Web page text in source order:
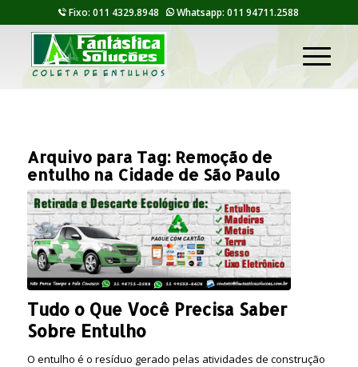
Fixo: 011 4329.8948 Whatsapp: 011 94711.2588
Arquivo para Tag: Remoção de
entulho na Cidade de São Paulo
Tudo o Que Você Precisa Saber
Sobre Entulho
O entulho é o resíduo gerado pelas atividades de construção